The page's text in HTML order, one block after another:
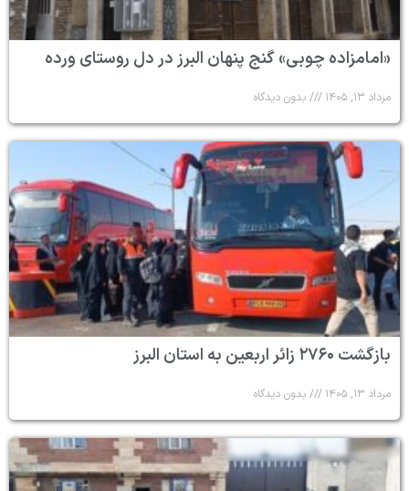
«امامزاده چوبی» گنج پنهان البرز در دل روستای ورده
مرداد ۱۳, ۱۴۰۵ بدون دیدگاه
بازگشت ۲۷۶۰ زائر اربعین به استان البرز
مرداد ۱۳, ۱۴۰۵ بدون دیدگاه